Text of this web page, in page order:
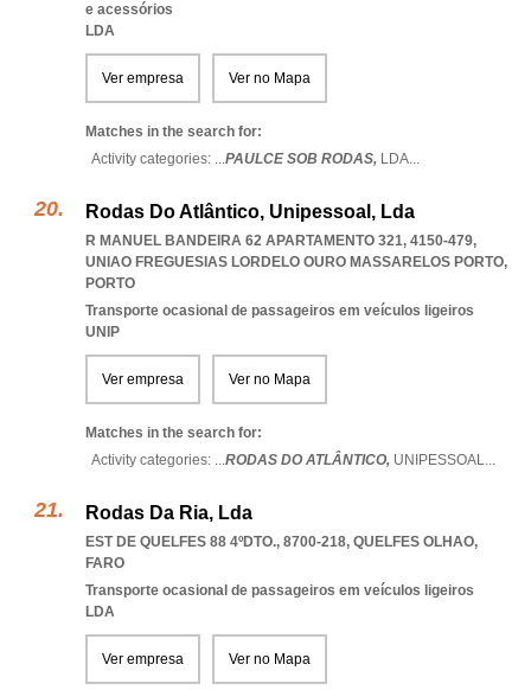
e acessórios
LDA
Ver empresa Ver no Mapa
Matches in the search for:
Activity categories: ...PAULCE SOB RODAS, LDA...
Rodas Do Atlântico, Unipessoal, Lda
R MANUEL BANDEIRA 62 APARTAMENTO 321, 4150-479,
UNIAO FREGUESIAS LORDELO OURO MASSARELOS PORTO,
PORTO
Transporte ocasional de passageiros em veículos ligeiros
UNIP
Ver empresa Ver no Mapa
Matches in the search for:
Activity categories: ...RODAS DO ATLÂNTICO, UNIPESSOAL...
Rodas Da Ria, Lda
EST DE QUELFES 88 4ºDTO., 8700-218, QUELFES OLHAO,
FARO
Transporte ocasional de passageiros em veículos ligeiros
LDA
Ver empresa Ver no Mapa